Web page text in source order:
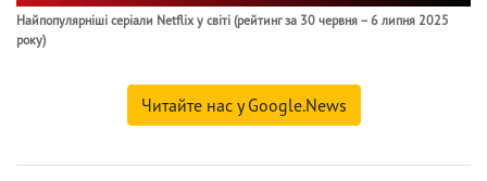
Найпопулярніші серіали Netflix у світі (рейтинг за 30 червня – 6 липня 2025
року)
Читайте нас у Google.News